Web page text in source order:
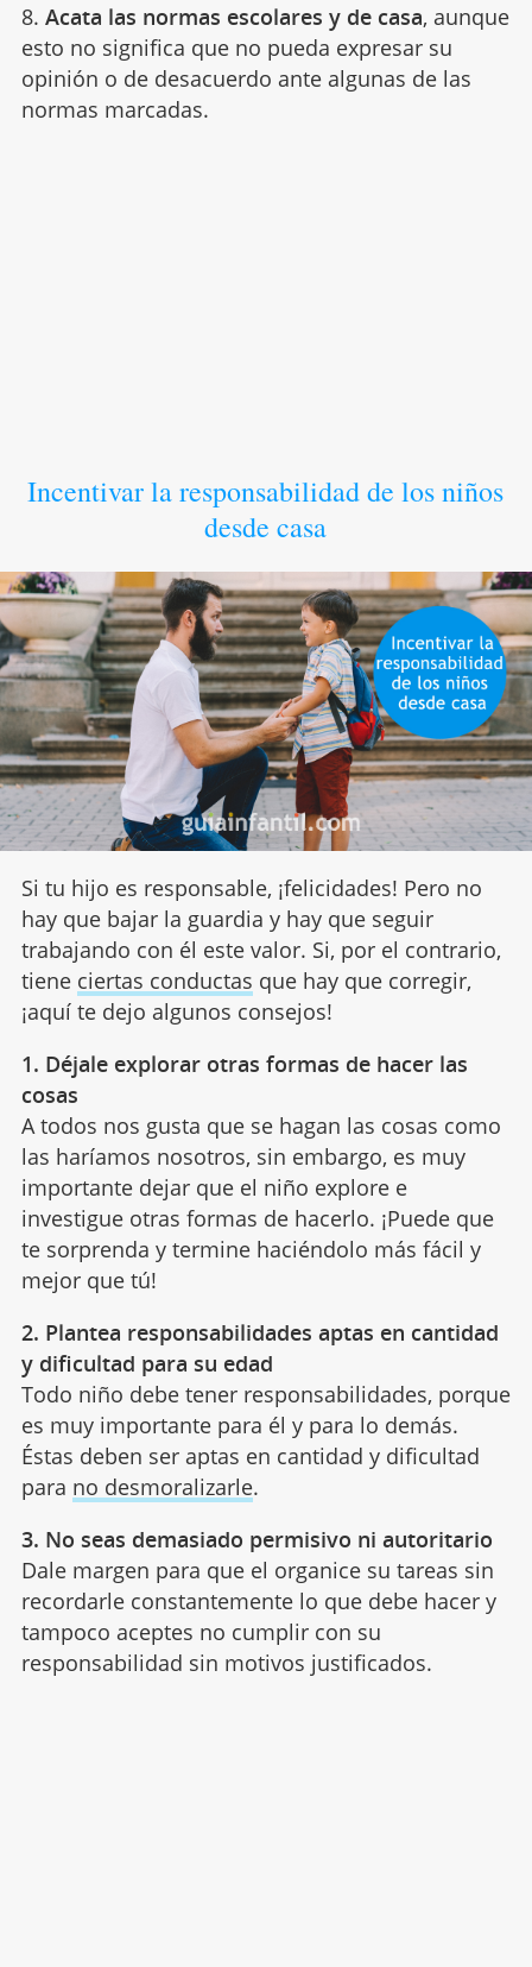
8. Acata las normas escolares y de casa, aunque
esto no significa que no pueda expresar su
opinión o de desacuerdo ante algunas de las
normas marcadas.
Incentivar la responsabilidad de los niños
desde casa
Si tu hijo es responsable, ¡felicidades! Pero no
hay que bajar la guardia y hay que seguir
trabajando con él este valor. Si, por el contrario,
tiene ciertas conductas que hay que corregir,
¡aquí te dejo algunos consejos!
1. Déjale explorar otras formas de hacer las
cosas
A todos nos gusta que se hagan las cosas como
las haríamos nosotros, sin embargo, es muy
importante dejar que el niño explore e
investigue otras formas de hacerlo. ¡Puede que
te sorprenda y termine haciéndolo más fácil y
mejor que tú!
2. Plantea responsabilidades aptas en cantidad
y dificultad para su edad
Todo niño debe tener responsabilidades, porque
es muy importante para él y para lo demás.
Éstas deben ser aptas en cantidad y dificultad
para no desmoralizarle.
3. No seas demasiado permisivo ni autoritario
Dale margen para que el organice su tareas sin
recordarle constantemente lo que debe hacer y
tampoco aceptes no cumplir con su
responsabilidad sin motivos justificados.